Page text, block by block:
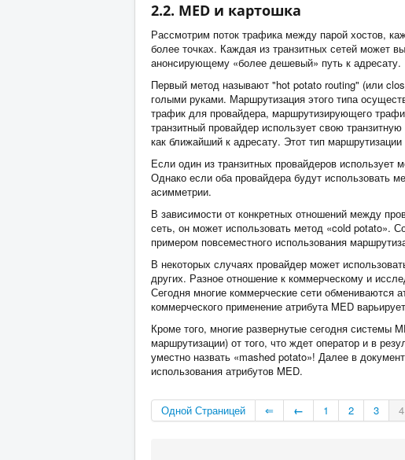
2.2. MED и картошка
Рассмотрим поток трафика между парой хостов,
более точках. Каждая из транзитных сетей может
анонсирующему «более дешевый» путь к адресату.
Первый метод называют "hot potato routing" (или
голыми руками. Маршрутизация этого типа
трафик для провайдера, маршрутизирующего
транзитный провайдер использует свою
как ближайший к адресату. Этот тип
Если один из транзитных провайдеров
Однако если оба провайдера будут использовать
асимметрии.
В зависимости от конкретных отношений между
сеть, он может использовать метод «cold potato».
примером повсеместного использования
В некоторых случаях провайдер может
других. Разное отношение к коммерческому и
Сегодня многие коммерческие сети обмениваются
коммерческого применение атрибута MED
Кроме того, многие развернутые сегодня системы
маршрутизации) от того, что ждет оператор и в
уместно назвать «mashed potato»! Далее в
использования атрибутов MED.
Одной Страницей ⇐ ← 1 2 3 4